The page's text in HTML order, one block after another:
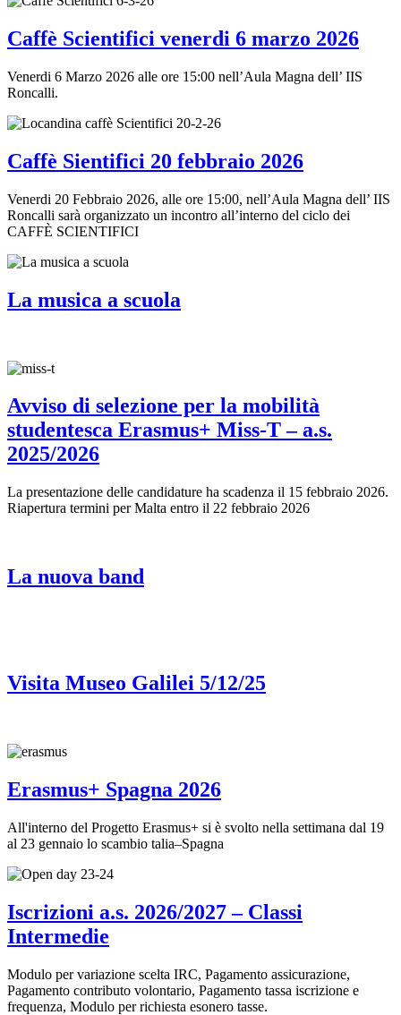
Caffè Scientifici venerdi 6 marzo 2026
Venerdi 6 Marzo 2026 alle ore 15:00 nell’Aula Magna dell’ IIS
Roncalli.
Caffè Sientifici 20 febbraio 2026
Venerdi 20 Febbraio 2026, alle ore 15:00, nell’Aula Magna dell’ IIS
Roncalli sarà organizzato un incontro all’interno del ciclo dei
CAFFÈ SCIENTIFICI
La musica a scuola
Avviso di selezione per la mobilità
studentesca Erasmus+ Miss-T – a.s.
2025/2026
La presentazione delle candidature ha scadenza il 15 febbraio 2026.
Riapertura termini per Malta entro il 22 febbraio 2026
La nuova band
Visita Museo Galilei 5/12/25
Erasmus+ Spagna 2026
All'interno del Progetto Erasmus+ si è svolto nella settimana dal 19
al 23 gennaio lo scambio talia–Spagna
Iscrizioni a.s. 2026/2027 – Classi
Intermedie
Modulo per variazione scelta IRC, Pagamento assicurazione,
Pagamento contributo volontario, Pagamento tassa iscrizione e
frequenza, Modulo per richiesta esonero tasse.